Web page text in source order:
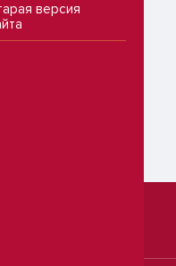
версия